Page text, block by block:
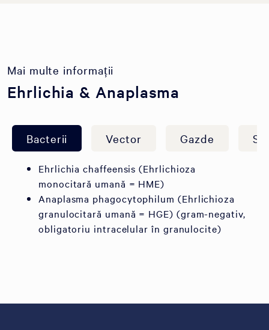
Mai multe informații
Ehrlichia & Anaplasma
Bacterii Vector Gazde
Ehrlichia chaffeensis (Ehrlichioza
monocitară umană = HME)
Anaplasma phagocytophilum (Ehrlichioza
granulocitară umană = HGE) (gram-negativ,
obligatoriu intracelular în granulocite)